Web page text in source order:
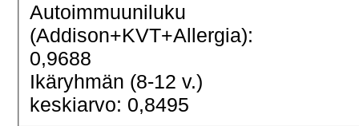
Autoimmuuniluku
(Addison+KVT+Allergia):
0,9688
Ikäryhmän (8-12 v.)
keskiarvo: 0,8495